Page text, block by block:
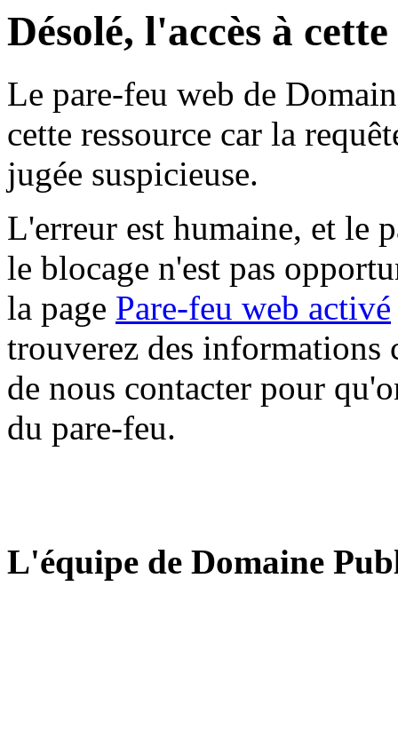
Désolé, l'accès à
Le pare-feu web de
cette ressource car la
jugée suspicieuse.
L'erreur est humaine, et le
le blocage n'est pas
la page Pare-feu web activé
trouverez des informations
de nous contacter pour
du pare-feu.
L'équipe de Domaine